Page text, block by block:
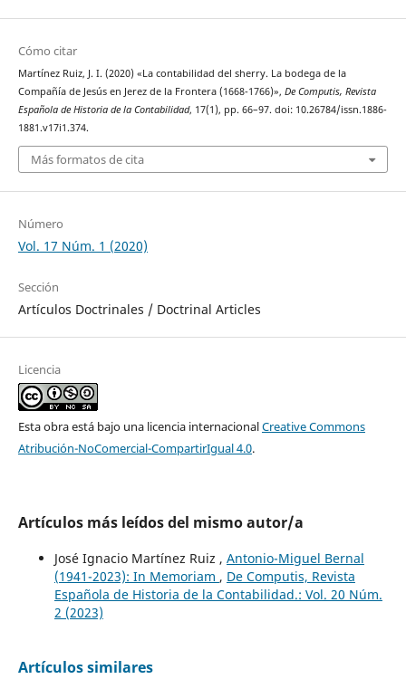
Cómo citar
Martínez Ruiz, J. I. (2020) «La contabilidad del sherry. La bodega de la
Compañía de Jesús en Jerez de la Frontera (1668-1766)», De Computis, Revista
Española de Historia de la Contabilidad, 17(1), pp. 66–97. doi: 10.26784/issn.1886-
1881.v17i1.374.
Más formatos de cita
Número
Vol. 17 Núm. 1 (2020)
Sección
Artículos Doctrinales / Doctrinal Articles
Licencia
Esta obra está bajo una licencia internacionalCreative Commons
Atribución-NoComercial-CompartirIgual 4.0.
Artículos más leídos del mismo autor/a
José Ignacio Martínez Ruiz , Antonio-Miguel Bernal
(1941-2023): In Memoriam , De Computis, Revista
Española de Historia de la Contabilidad.: Vol. 20 Núm.
2 (2023)
Artículos similares